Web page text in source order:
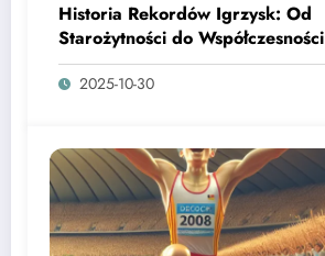
Historia Rekordów Igrzysk: Od
Starożytności do Współczesności
2025-10-30